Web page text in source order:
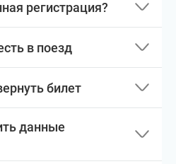
регистрация?
в поезд
билет
данные